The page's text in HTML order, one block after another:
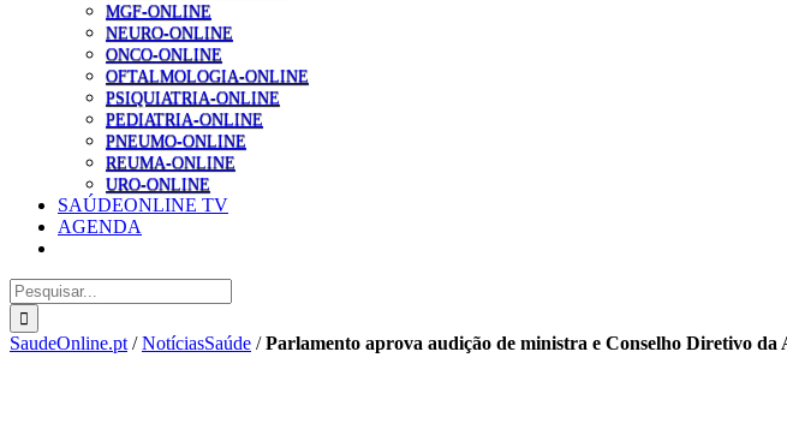
MGF-ONLINE
NEURO-ONLINE
ONCO-ONLINE
OFTALMOLOGIA-ONLINE
PSIQUIATRIA-ONLINE
PEDIATRIA-ONLINE
PNEUMO-ONLINE
REUMA-ONLINE
URO-ONLINE
SAÚDEONLINE TV
AGENDA
Pesquisar
SaudeOnline.pt /NotíciasSaúde /Parlamento aprova audição de ministra e Conselho Diretivo da